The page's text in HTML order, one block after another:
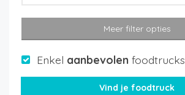
Meer filter opties
Enkel aanbevolen foodtrucks